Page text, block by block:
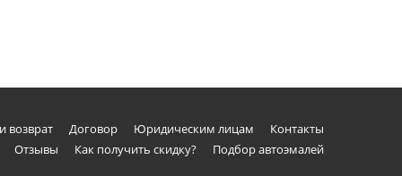
возврат Договор Юридическим лицам
Контакты
Отзывы
Как получить скидку? Подбор автоэмалей